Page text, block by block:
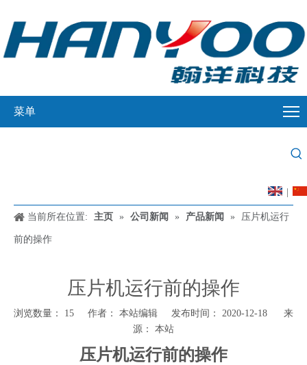
菜单
当前所在位置: 主页 » 公司新闻 » 产品新闻 » 压片机运行
前的操作
压片机运行前的操作
浏览数量： 15 作者： 本站编辑 发布时间： 2020-12-18 来
源： 本站
["wechat","weibo","qzone","douban","email"]
压片机运行前的操作